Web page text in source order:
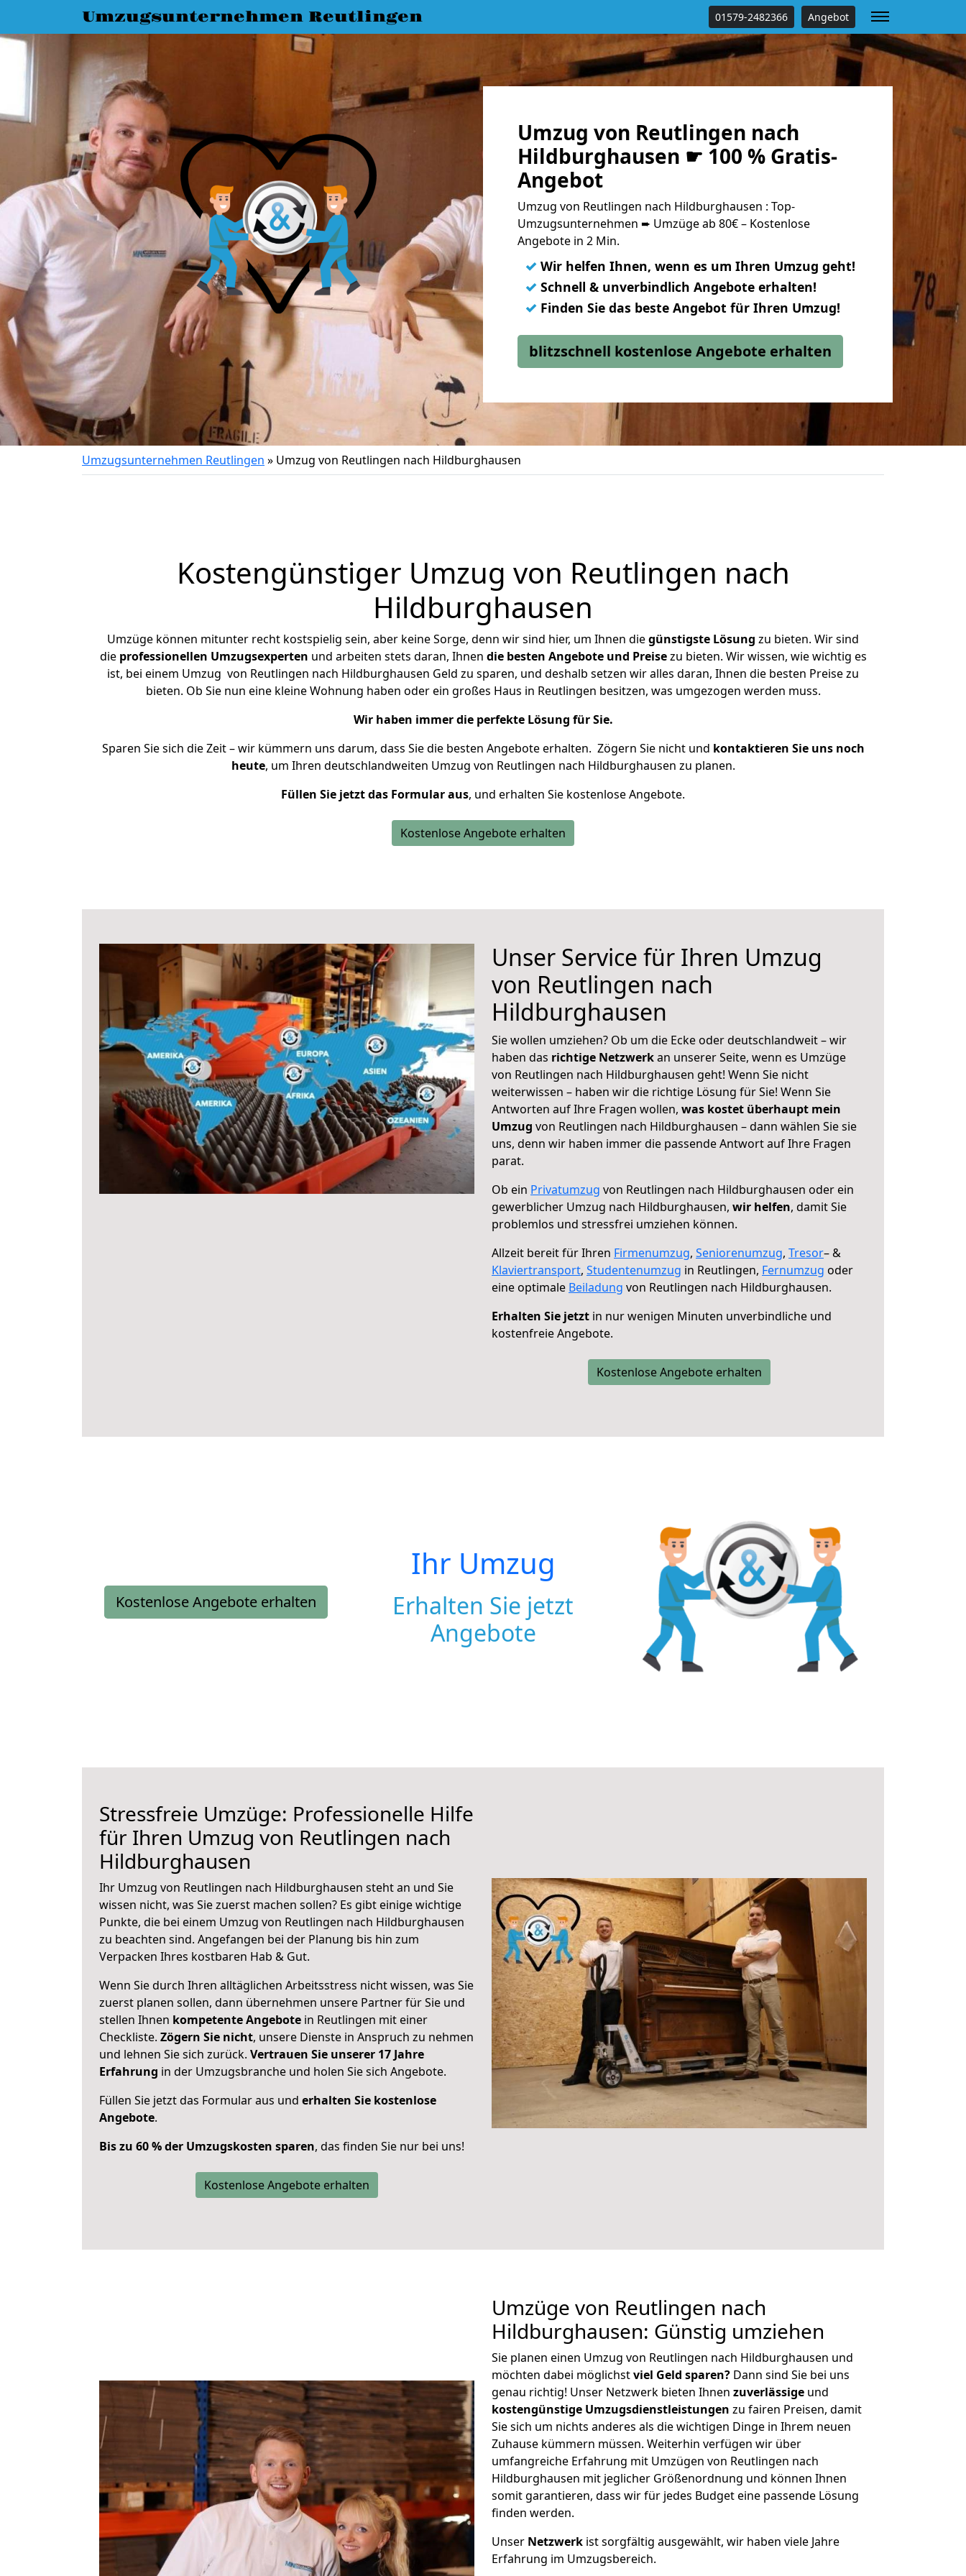
Umzugsunternehmen Reutlingen 01579-2482366 Angebot
Umzug von Reutlingen nach
Hildburghausen ☛ 100 % Gratis-
Angebot
Umzug von Reutlingen nach Hildburghausen : Top-
Umzugsunternehmen ➨ Umzüge ab 80€ – Kostenlose
Angebote in 2 Min.
✓ Wir helfen Ihnen, wenn es um Ihren Umzug geht!
✓ Schnell & unverbindlich Angebote erhalten!
✓ Finden Sie das beste Angebot für Ihren Umzug!
blitzschnell kostenlose Angebote erhalten
Umzugsunternehmen Reutlingen » Umzug von Reutlingen nach Hildburghausen
Kostengünstiger Umzug von Reutlingen nach
Hildburghausen
Umzüge können mitunter recht kostspielig sein, aber keine Sorge, denn wir sind hier, um Ihnen diegünstigste Lösung zu bieten. Wir sind
die professionellen Umzugsexperten und arbeiten stets daran, Ihnen die besten Angebote und Preisezu bieten. Wir wissen, wie wichtig es
ist, bei einem Umzug von Reutlingen nach Hildburghausen Geld zu sparen, und deshalb setzen wir alles daran, Ihnen die besten Preise zu
bieten. Ob Sie nun eine kleine Wohnung haben oder ein großes Haus in Reutlingen besitzen, was umgezogen werden muss.
Wir haben immer die perfekte Lösung für Sie.
Sparen Sie sich die Zeit – wir kümmern uns darum, dass Sie die besten Angebote erhalten. Zögern Sie nicht und kontaktieren Sie uns noch
heute, um Ihren deutschlandweiten Umzug von Reutlingen nach Hildburghausen zu planen.
Füllen Sie jetzt das Formular aus, und erhalten Sie kostenlose Angebote.
Kostenlose Angebote erhalten
Unser Service für Ihren Umzug
von Reutlingen nach
Hildburghausen
Sie wollen umziehen? Ob um die Ecke oder deutschlandweit – wir
haben das richtige Netzwerkan unserer Seite, wenn es Umzüge
von Reutlingen nach Hildburghausen geht! Wenn Sie nicht
weiterwissen – haben wir die richtige Lösung für Sie! Wenn Sie
Antworten auf Ihre Fragen wollen, was kostet überhaupt mein
Umzug von Reutlingen nach Hildburghausen – dann wählen Sie sie
uns, denn wir haben immer die passende Antwort auf Ihre Fragen
parat.
Ob ein Privatumzug von Reutlingen nach Hildburghausen oder ein
gewerblicher Umzug nach Hildburghausen, wir helfen, damit Sie
problemlos und stressfrei umziehen können.
Allzeit bereit für Ihren Firmenumzug, Seniorenumzug, Tresor– &
Klaviertransport, Studentenumzug in Reutlingen, Fernumzug oder
eine optimale Beiladung von Reutlingen nach Hildburghausen.
Erhalten Sie jetzt in nur wenigen Minuten unverbindliche und
kostenfreie Angebote.
Kostenlose Angebote erhalten
Kostenlose Angebote erhalten
Ihr Umzug
Erhalten Sie jetzt
Angebote
Stressfreie Umzüge: Professionelle Hilfe
für Ihren Umzug von Reutlingen nach
Hildburghausen
Ihr Umzug von Reutlingen nach Hildburghausen steht an und Sie
wissen nicht, was Sie zuerst machen sollen? Es gibt einige wichtige
Punkte, die bei einem Umzug von Reutlingen nach Hildburghausen
zu beachten sind. Angefangen bei der Planung bis hin zum
Verpacken Ihres kostbaren Hab & Gut.
Wenn Sie durch Ihren alltäglichen Arbeitsstress nicht wissen, was Sie
zuerst planen sollen, dann übernehmen unsere Partner für Sie und
stellen Ihnen kompetente Angebote in Reutlingen mit einer
Checkliste. Zögern Sie nicht, unsere Dienste in Anspruch zu nehmen
und lehnen Sie sich zurück. Vertrauen Sie unserer 17 Jahre
Erfahrung in der Umzugsbranche und holen Sie sich Angebote.
Füllen Sie jetzt das Formular aus und erhalten Sie kostenlose
Angebote.
Bis zu 60 % der Umzugskosten sparen, das finden Sie nur bei uns!
Kostenlose Angebote erhalten
Umzüge von Reutlingen nach
Hildburghausen: Günstig umziehen
Sie planen einen Umzug von Reutlingen nach Hildburghausen und
möchten dabei möglichstviel Geld sparen? Dann sind Sie bei uns
genau richtig! Unser Netzwerk bieten Ihnen zuverlässige und
kostengünstige Umzugsdienstleistungen zu fairen Preisen, damit
Sie sich um nichts anderes als die wichtigen Dinge in Ihrem neuen
Zuhause kümmern müssen. Weiterhin verfügen wir über
umfangreiche Erfahrung mit Umzügen von Reutlingen nach
Hildburghausen mit jeglicher Größenordnung und können Ihnen
somit garantieren, dass wir für jedes Budget eine passende Lösung
finden werden.
Unser Netzwerk ist sorgfältig ausgewählt, wir haben viele Jahre
Erfahrung im Umzugsbereich.